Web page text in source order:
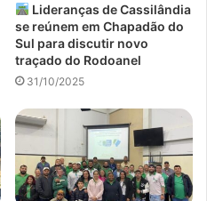
Lideranças de Cassilândia
se reúnem em Chapadão do
Sul para discutir novo
traçado do Rodoanel
31/10/2025